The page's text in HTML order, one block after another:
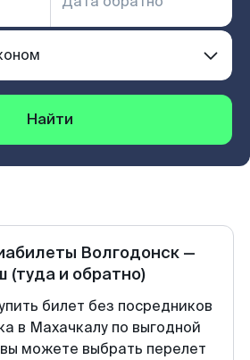
Найти
Волгодонск —
(туда и обратно)
билет без посредников
в Махачкалу по выгодной
можете выбрать перелет